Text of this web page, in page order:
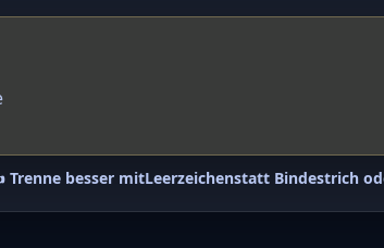
besser mitLeerzeichenstatt Bindestrich